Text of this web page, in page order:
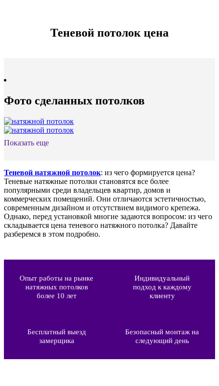
Теневой потолок цена
Фото сделанных потолков
Показать еще
Теневой натяжной потолок: из чего формируется цена?
Теневые натяжные потолки становятся все более
популярными среди владельцев квартир, домов и
коммерческих помещений. Они отличаются эстетичностью,
современным дизайном и отсутствием видимого крепежа.
Однако, перед установкой многие задаются вопросом: из чего
складывается цена теневого натяжного потолка? Давайте
разберемся в этом подробно.
Опыт работы на рынке
натяжных потолков
более 10 лет
Индивидуальный
подход к каждому
клиенту
Бесплатный выезд
замерщика
Безопасный монтаж на
следующий день